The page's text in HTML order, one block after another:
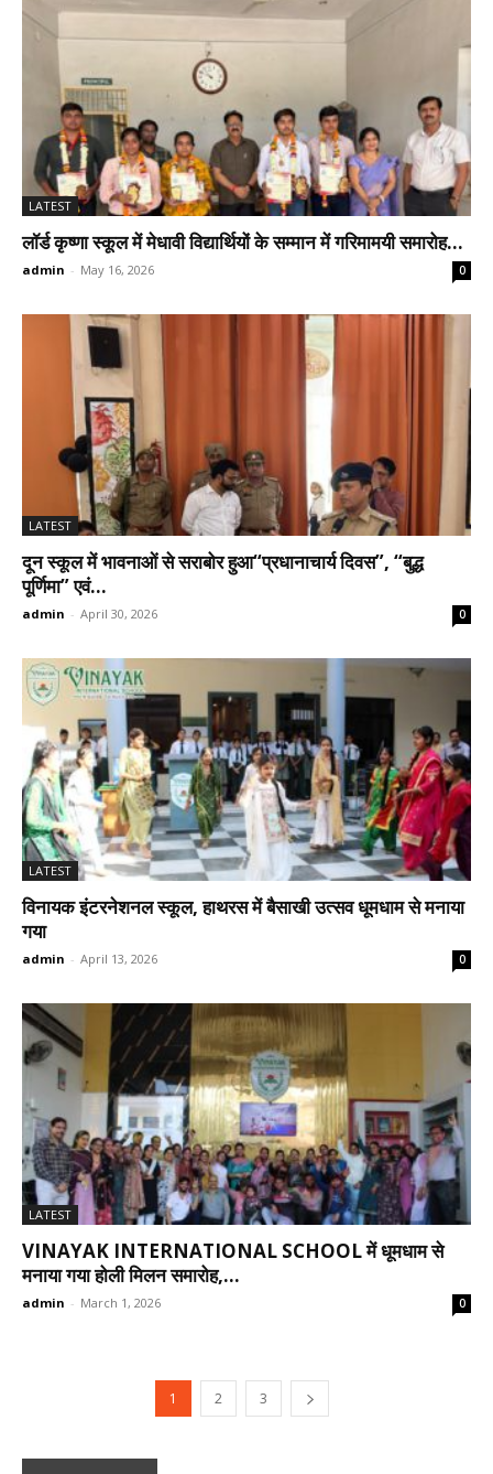
LATEST
लॉर्ड कृष्णा स्कूल में मेधावी विद्यार्थियों के सम्मान में गरिमामयी समारोह...
admin - May 16, 2026 0
LATEST
दून स्कूल में भावनाओं से सराबोर हुआ“प्रधानाचार्य दिवस”, “बुद्ध
पूर्णिमा” एवं...
admin - April 30, 2026 0
LATEST
विनायक इंटरनेशनल स्कूल, हाथरस में बैसाखी उत्सव धूमधाम से मनाया
गया
admin - April 13, 2026 0
LATEST
VINAYAK INTERNATIONAL SCHOOL में धूमधाम से
मनाया गया होली मिलन समारोह,...
admin - March 1, 2026 0
1 2 3